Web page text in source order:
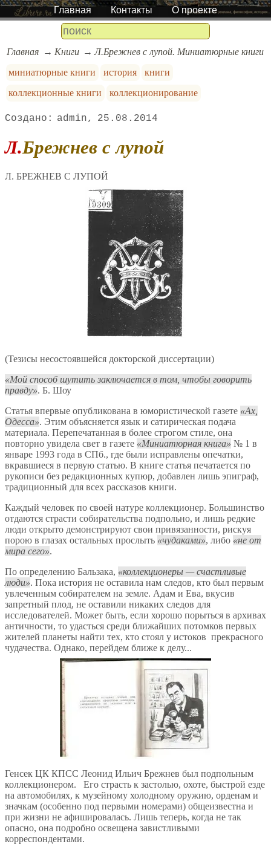
Главная Контакты О проекте
Главная Книги
Л.Брежнев с лупой. Миниатюрные книги
миниатюрные книги
история
книги
коллекционные книги
коллекционирование
admin 25.08.2014
Л.Брежнев с лупой
Л. БРЕЖНЕВ С ЛУПОЙ
(Тезисы несостоявшейся докторской диссертации)
Мой способ шутить заключается в том, чтобы говорить
правду . Б. Шоу
Статья впервые опубликована в юмористической газете
Ах,
Одесса . Этим объясняется язык и сатирическая подача
материала. Перепечатанная в более строгом стиле, она
повторно увидела свет в газете
Миниатюрная книга
№ 1 в
январе 1993 года в СПб., где были исправлены опечатки,
вкравшиеся в первую статью. В книге статья печатается по
рукописи без редакционных купюр, добавлен лишь эпиграф,
традиционный для всех рассказов книги.
Каждый человек по своей натуре коллекционер. Большинство
отдаются страсти собирательства подпольно, и лишь редкие
люди открыто демонстрируют свои привязанности, рискуя
порою в глазах остальных прослыть
чудаками , либо
не от
мира сего .
По определению Бальзака,
коллекционеры — счастливые
люди . Пока история не оставила нам следов, кто был первым
увлеченным собирателем на земле. Адам и Ева, вкусив
запретный плод, не оставили никаких следов для
исследователей. Может быть, если хорошо порыться в архивах
античности, то удасться среди ближайших потомков первых
жителей планеты найти тех, кто стоял у истоков прекрасного
чудачества. Однако, перейдем ближе к делу...
Генсек ЦК КПСС Леонид Ильич Брежнев был подпольным
коллекционером. Его страсть к застолью, охоте, быстрой езде
на автомобилях, к музейному холодному оружию, орденам и
значкам (особенно под первыми номерами) общеизвестна и
при жизни не афишировалась. Лишь теперь, когда не так
опасно, она подробно освещена завистливыми
корреспондентами.